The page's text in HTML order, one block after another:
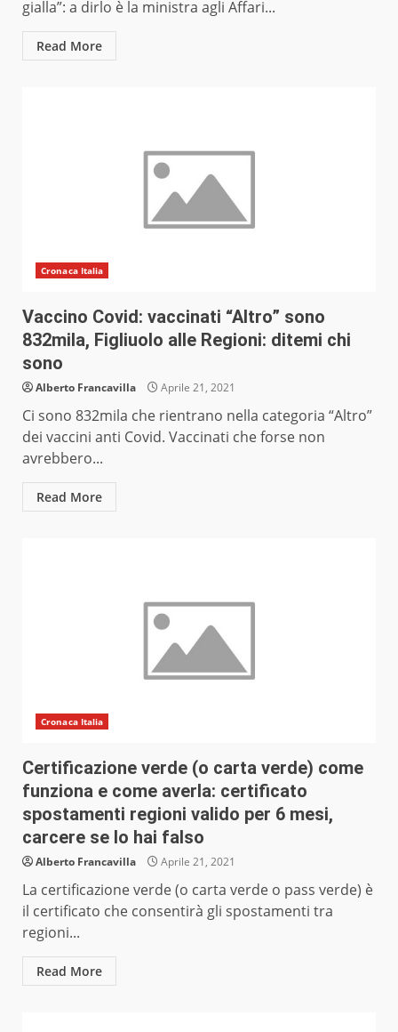
gialla”: a dirlo è la ministra agli Affari...
Read More
Cronaca Italia
Vaccino Covid: vaccinati “Altro” sono
832mila, Figliuolo alle Regioni: ditemi chi
sono
Alberto Francavilla Aprile 21, 2021
Ci sono 832mila che rientrano nella categoria “Altro”
dei vaccini anti Covid. Vaccinati che forse non
avrebbero...
Read More
Cronaca Italia
Certificazione verde (o carta verde) come
funziona e come averla: certificato
spostamenti regioni valido per 6 mesi,
carcere se lo hai falso
Alberto Francavilla Aprile 21, 2021
La certificazione verde (o carta verde o pass verde) è
il certificato che consentirà gli spostamenti tra
regioni...
Read More